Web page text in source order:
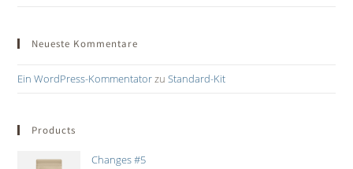
Neueste Kommentare
Ein WordPress-KommentatorzuStandard-Kit
Products
Changes #5